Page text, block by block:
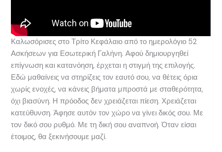
Καλωσόρισες στο Τρίτο Κεφάλαιο από το ημερολόγιο 52
Ασκήσεων για Εσωτερική Γαλήνη. Αφού δημιουργηθεί
επίγνωση και κατανόηση, έρχεται η στιγμή της επιλογής.
Εδώ μαθαίνεις να στηρίζεις τον εαυτό σου, να θέτεις όρια
χωρίς ενοχές, να κάνεις βήματα μπροστά με σταθερότητα,
όχι βιασύνη. Η πρόοδος δεν χρειάζεται πίεση. Χρειάζεται
κατεύθυνση. Άφησε αυτόν τον χώρο να γίνει δικός σου. Με
τον δικό σου ρυθμό. Με τη δική σου αναπνοή. Όταν είσαι
έτοιμος, θα ξεκινήσουμε μαζί.